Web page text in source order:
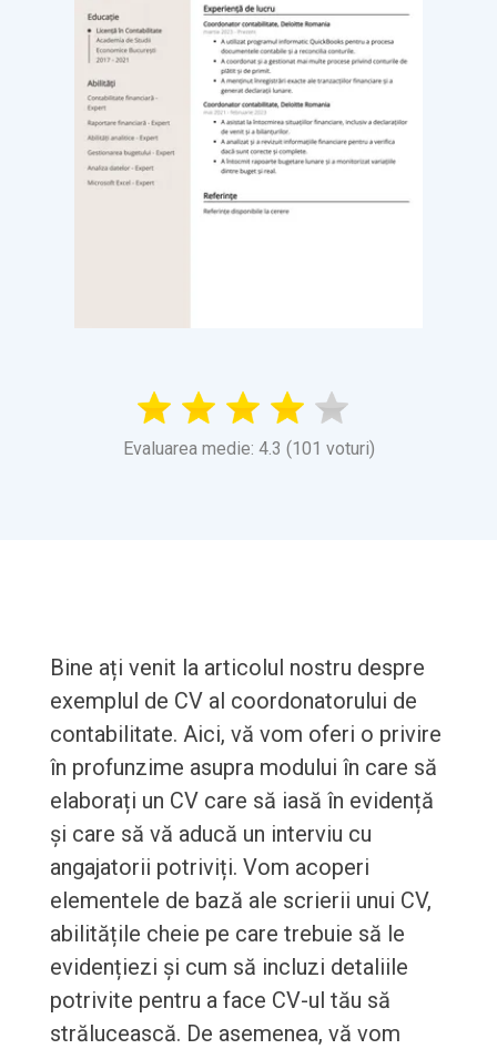
Evaluarea medie: 4.3 (101 voturi)
Bine ați venit la articolul nostru despre
exemplul de CV al coordonatorului de
contabilitate. Aici, vă vom oferi o privire
în profunzime asupra modului în care să
elaborați un CV care să iasă în evidență
și care să vă aducă un interviu cu
angajatorii potriviți. Vom acoperi
elementele de bază ale scrierii unui CV,
abilitățile cheie pe care trebuie să le
evidențiezi și cum să incluzi detaliile
potrivite pentru a face CV-ul tău să
strălucească. De asemenea, vă vom